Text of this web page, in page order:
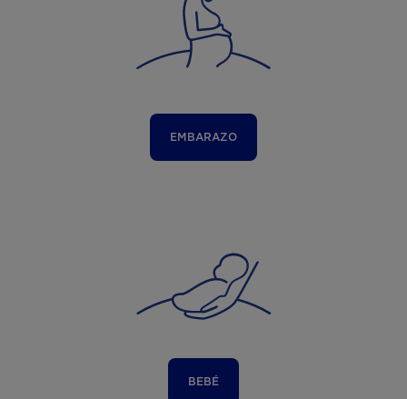
EMBARAZO
BEBÉ